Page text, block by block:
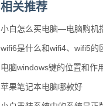
相关推荐
小白怎么买电脑—电脑购机
wifi6是什么和wifi4、wifi5的
电脑windows键的位置和作
苹果笔记本电脑哪款好